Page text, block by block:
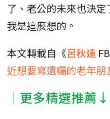
了、老公的未來也決定
我是這麼想的。
本文轉載自《呂秋遠
近想要寫遺囑的老年朋
│更多精選推